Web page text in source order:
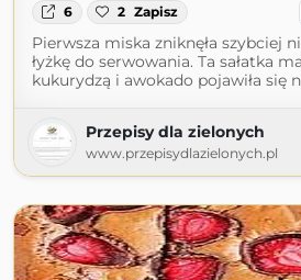
6 2 Zapisz
Pierwsza miska zniknęła szybciej
łyżkę do serwowania. Ta sałatka
kukurydzą i awokado pojawiła się
Przepisy dla zielonych
www.przepisydlazielonych.pl